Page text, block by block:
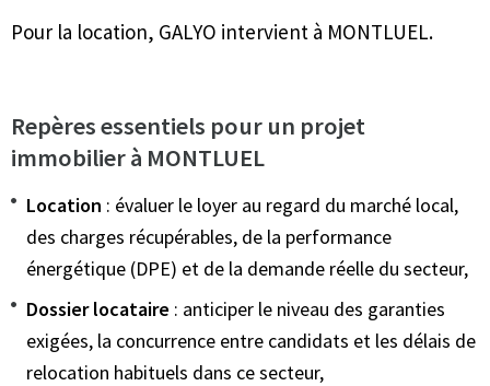
Pour la location, GALYO intervient à MONTLUEL.
Repères essentiels pour un projet
immobilier à MONTLUEL
Location : évaluer le loyer au regard du marché local,
des charges récupérables, de la performance
énergétique (DPE) et de la demande réelle du secteur,
Dossier locataire : anticiper le niveau des garanties
exigées, la concurrence entre candidats et les délais de
relocation habituels dans ce secteur,